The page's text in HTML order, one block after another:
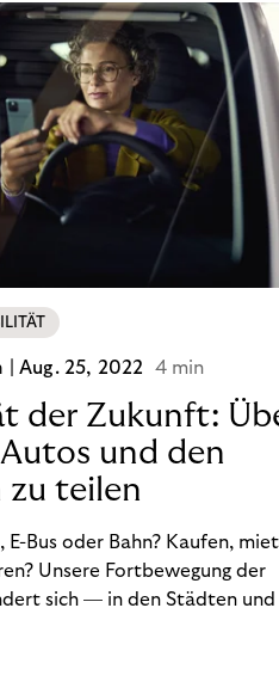
|Aug. 25, 2022 4 min
der Zukunft:
und den
zu teilen
E-Bus oder Bahn? Kaufen,
Unsere Fortbewegung der
sich — in den Städten und
Don Dahlmann in unserem